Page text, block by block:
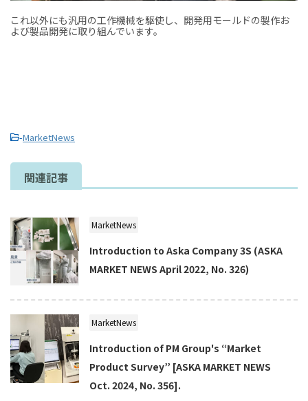
これ以外にも汎用の工作機械を駆使し、開発用モールドの製作お
よび製品開発に取り組んでいます。
-MarketNews
関連記事
MarketNews
Introduction to Aska Company 3S (ASKA
MARKET NEWS April 2022, No. 326)
MarketNews
Introduction of PM Group's “Market
Product Survey” [ASKA MARKET NEWS
Oct. 2024, No. 356].